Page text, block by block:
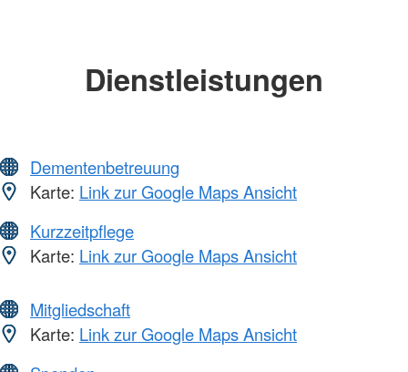
Dienstleistungen
Dementenbetreuung
Karte: Link zur Google Maps Ansicht
Kurzzeitpflege
Karte: Link zur Google Maps Ansicht
Mitgliedschaft
Karte: Link zur Google Maps Ansicht